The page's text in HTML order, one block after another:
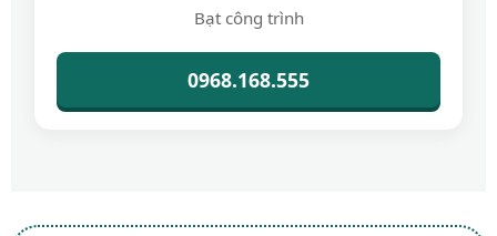
Bạt công trình
0968.168.555